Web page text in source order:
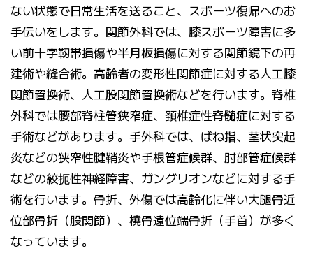
ない状態で日常生活を送ること、スポーツ復帰へのお
手伝いをします。関節外科では、膝スポーツ障害に多
い前十字靭帯損傷や半月板損傷に対する関節鏡下の再
建術や縫合術。高齢者の変形性関節症に対する人工膝
関節置換術、人工股関節置換術などを行います。脊椎
外科では腰部脊柱管狭窄症、頚椎症性脊髄症に対する
手術などがあります。手外科では、ばね指、茎状突起
炎などの狭窄性腱鞘炎や手根管症候群、肘部管症候群
などの絞扼性神経障害、ガングリオンなどに対する手
術を行います。骨折、外傷では高齢化に伴い大腿骨近
位部骨折（股関節）、橈骨遠位端骨折（手首）が多く
なっています。